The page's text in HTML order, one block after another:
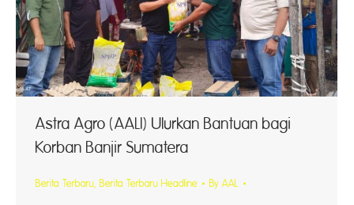
Astra Agro (AALI) Ulurkan Bantuan bagi
Korban Banjir Sumatera
Berita Terbaru, Berita Terbaru Headline By AAL